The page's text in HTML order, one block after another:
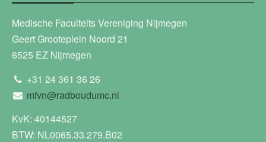
Medische Faculteits Vereniging Nijmegen
Geert Grooteplein Noord 21
6525 EZ Nijmegen
+31 24 361 36 26
mfvn@radboudumc.nl
KvK: 40144527
BTW: NL0065.33.279.B02